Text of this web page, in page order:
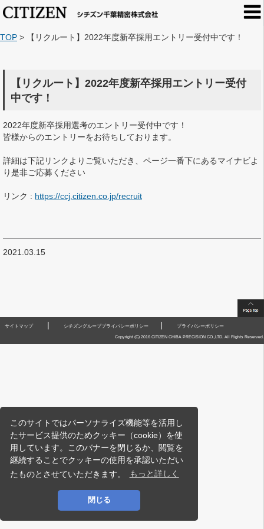
このサイトではパーソナライズ機能等を活用し
たサービス提供のためクッキー（cookie）を使
用しています。このバナーを閉じるか、閲覧を
継続することでクッキーの使用を承認いただい
たものとさせていただきます。
もっと詳しく
閉じる
TOP > 【リクルート】2022年度新卒採用エントリー受付中です！
【リクルート】2022年度新卒採用エントリー受付
中です！
2022年度新卒採用選考のエントリー受付中です！
皆様からのエントリーをお待ちしております。
詳細は下記リンクよりご覧いただき、ページ一番下にあるマイナビよ
り是非ご応募ください
リンク : https://ccj.citizen.co.jp/recruit
2021.03.15
サイトマップ | シチズングループプライバシーポリシー | プライバシーポリシー
Copyright (C) 2016 CITIZEN CHIBA PRECISION CO.,LTD. All Rights Reserved.